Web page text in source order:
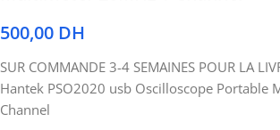
500,00 DH
SUR COMMANDE 3-4 SEMAINES POUR LA
Hantek PSO2020 usb Oscilloscope Portable
Channel